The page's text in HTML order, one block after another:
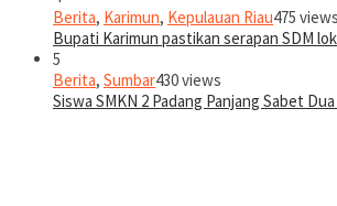
Berita, Karimun, Kepulauan Riau475 views
Bupati Karimun pastikan serapan SDM
5
Berita, Sumbar430 views
Siswa SMKN 2 Padang Panjang Sabet